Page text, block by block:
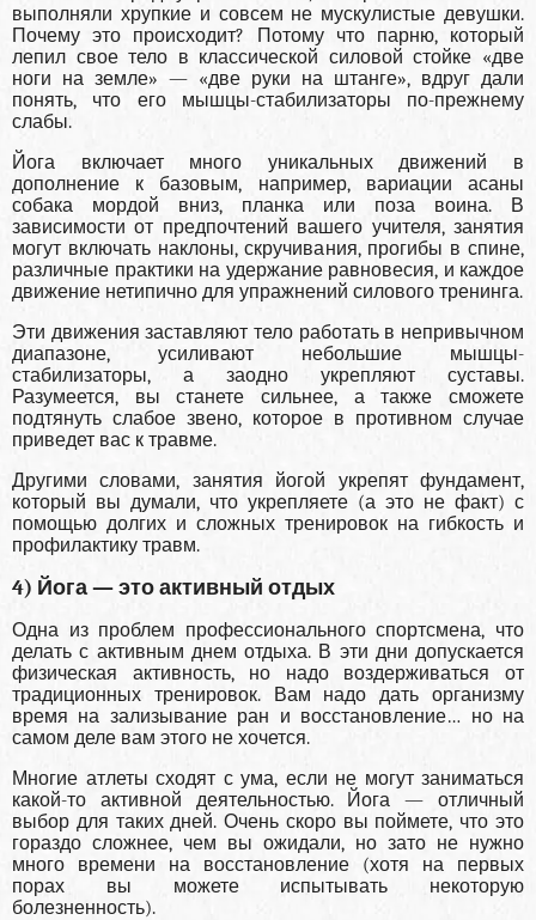
выполняли хрупкие и совсем не мускулистые девушки.
Почему это происходит? Потому что парню, который
лепил свое тело в классической силовой стойке «две
ноги на земле» — «две руки на штанге», вдруг дали
понять, что его мышцы-стабилизаторы по-прежнему
слабы.
Йога включает много уникальных движений в
дополнение к базовым, например, вариации асаны
собака мордой вниз, планка или поза воина. В
зависимости от предпочтений вашего учителя, занятия
могут включать наклоны, скручивания, прогибы в спине,
различные практики на удержание равновесия, и каждое
движение нетипично для упражнений силового тренинга.
Эти движения заставляют тело работать в непривычном
диапазоне, усиливают небольшие мышцы-
стабилизаторы, а заодно укрепляют суставы.
Разумеется, вы станете сильнее, а также сможете
подтянуть слабое звено, которое в противном случае
приведет вас к травме.
Другими словами, занятия йогой укрепят фундамент,
который вы думали, что укрепляете (а это не факт) с
помощью долгих и сложных тренировок на гибкость и
профилактику травм.
4) Йога — это активный отдых
Одна из проблем профессионального спортсмена, что
делать с активным днем отдыха. В эти дни допускается
физическая активность, но надо воздерживаться от
традиционных тренировок. Вам надо дать организму
время на зализывание ран и восстановление… но на
самом деле вам этого не хочется.
Многие атлеты сходят с ума, если не могут заниматься
какой-то активной деятельностью. Йога — отличный
выбор для таких дней. Очень скоро вы поймете, что это
гораздо сложнее, чем вы ожидали, но зато не нужно
много времени на восстановление (хотя на первых
порах вы можете испытывать некоторую
болезненность).